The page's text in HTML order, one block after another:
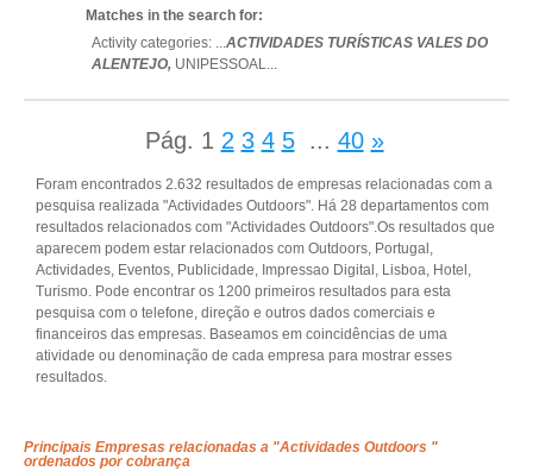
Matches in the search for:
Activity categories: ...ACTIVIDADES TURÍSTICAS VALES DO
ALENTEJO, UNIPESSOAL...
Pág. 1 2 3 4 5 ... 40 »
Foram encontrados 2.632 resultados de empresas relacionadas com a
pesquisa realizada "Actividades Outdoors". Há 28 departamentos com
resultados relacionados com "Actividades Outdoors".Os resultados que
aparecem podem estar relacionados com Outdoors, Portugal,
Actividades, Eventos, Publicidade, Impressao Digital, Lisboa, Hotel,
Turismo. Pode encontrar os 1200 primeiros resultados para esta
pesquisa com o telefone, direção e outros dados comerciais e
financeiros das empresas. Baseamos em coincidências de uma
atividade ou denominação de cada empresa para mostrar esses
resultados.
Principais Empresas relacionadas a "Actividades Outdoors "
ordenados por cobrança